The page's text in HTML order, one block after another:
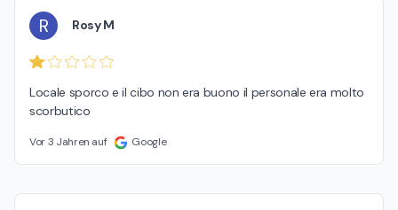
R Rosy M
Locale sporco e il cibo non era buono il personale era molto
scorbutico
Vor 3 Jahren auf Google